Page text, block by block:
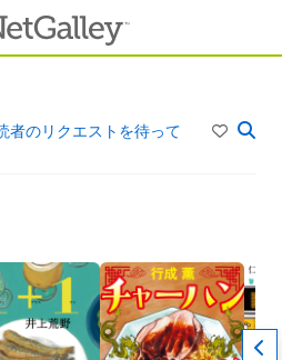
者のリクエストを待って